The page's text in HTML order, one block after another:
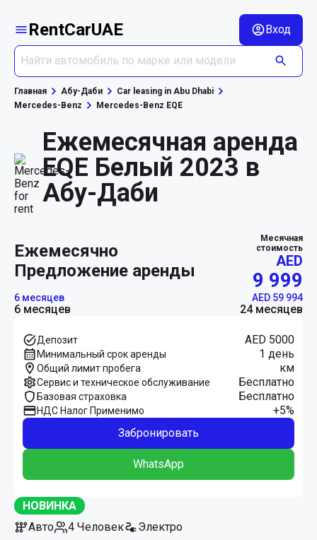
RentCarUAE Вход
Главная Абу-Даби
Car leasing in Abu Dhabi
Mercedes-Benz
Mercedes-Benz EQE
Ежемесячная аренда
EQE Белый 2023 в
Абу-Даби
ежемесячно
Предложение аренды
Месячная
стоимость
AED
9 999
6 месяцев AED 59 994
6 месяцев 24 месяцев
Депозит AED 5000
Минимальный срок аренды 1 день
Общий лимит пробега км
Сервис и техническое обслуживание Бесплатно
Базовая страховка Бесплатно
НДС Налог Применимо
+5%
Забронировать
WhatsApp
НОВИНКА
Авто
4 Человек Электро